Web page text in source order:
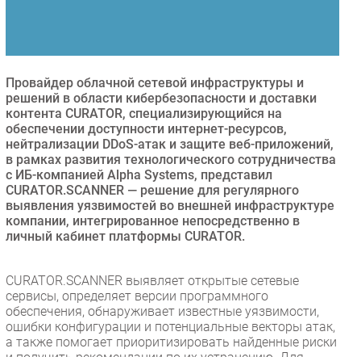
РАЗДЕЛЫ
Новости
Аналитика
Интервью
Мероприятия
Проекты
Тестовый стенд
Каталог компаний
Провайдер облачной сетевой инфраструктуры и
решений в области кибербезопасности и доставки
контента CURATOR, специализирующийся на
обеспечении доступности интернет-ресурсов,
нейтрализации DDoS-атак и защите веб-приложений,
в рамках развития технологического сотрудничества
с ИБ-компанией Alpha Systems, представил
CURATOR.SCANNER — решение для регулярного
выявления уязвимостей во внешней инфраструктуре
компании, интегрированное непосредственно в
личный кабинет платформы CURATOR.
CURATOR.SCANNER выявляет открытые сетевые
сервисы, определяет версии программного
обеспечения, обнаруживает известные уязвимости,
ошибки конфигурации и потенциальные векторы атак,
а также помогает приоритизировать найденные риски